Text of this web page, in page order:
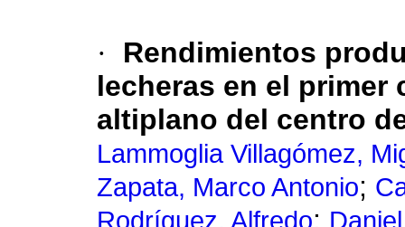
·
Rendimientos
lecheras en el primer
altiplano del centro
Lammoglia Villagómez,
Zapata, Marco Antonio;
Rodríguez, Alfredo;